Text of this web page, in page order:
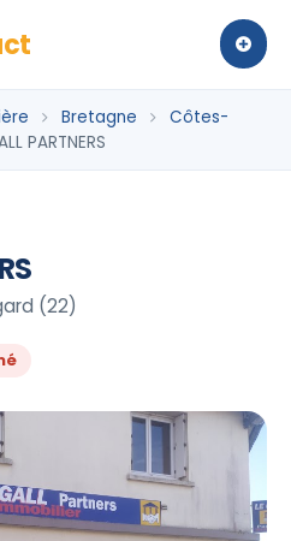
Bretagne
Côtes-
PARTNERS
(22)